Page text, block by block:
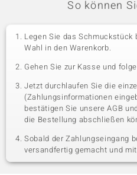
So können
Legen Sie das
Wahl in den Warenkorb.
Gehen Sie zur Kasse und
Jetzt durchlaufen Sie die
(Zahlungsinformationen
bestätigen Sie unsere AGB
die Bestellung abschließen
Sobald der Zahlungseingang
versandfertig gemacht und